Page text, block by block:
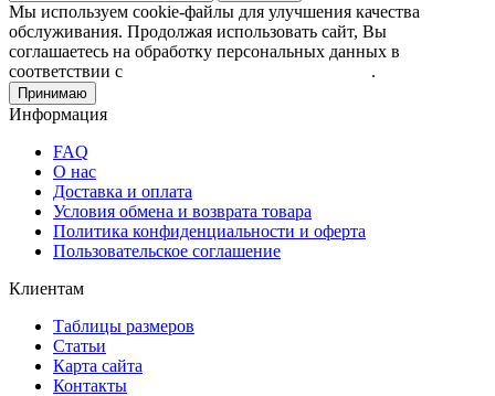
Мы используем cookie-файлы для улучшения качества
обслуживания. Продолжая использовать сайт, Вы
соглашаетесь на обработку персональных данных в
соответствии с
.
Принимаю
Информация
FAQ
О нас
Доставка и оплата
Условия обмена и возврата товара
Политика конфиденциальности и оферта
Пользовательское соглашение
Клиентам
Таблицы размеров
Статьи
Карта сайта
Контакты